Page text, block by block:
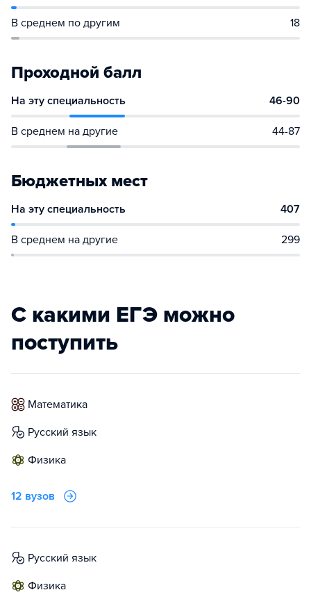
В среднем по другим 18
Проходной балл
На эту специальность 46-90
В среднем на другие 44-87
Бюджетных мест
На эту специальность 407
В среднем на другие 299
С какими ЕГЭ можно
поступить
математика
русский язык
физика
12 вузов
русский язык
физика